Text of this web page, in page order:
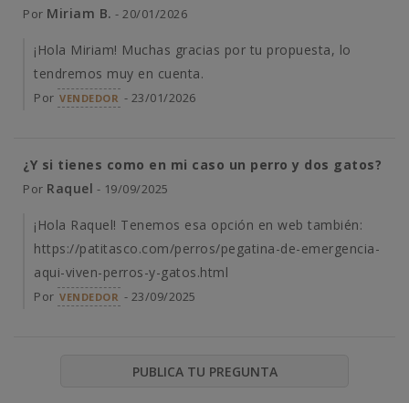
Por Miriam B. - 20/01/2026
¡Hola Miriam! Muchas gracias por tu propuesta, lo
tendremos muy en cuenta.
Por VENDEDOR - 23/01/2026
¿Y si tienes como en mi caso un perro y dos gatos?
Por Raquel - 19/09/2025
¡Hola Raquel! Tenemos esa opción en web también:
https://patitasco.com/perros/pegatina-de-emergencia-
aqui-viven-perros-y-gatos.html
Por VENDEDOR - 23/09/2025
PUBLICA TU PREGUNTA